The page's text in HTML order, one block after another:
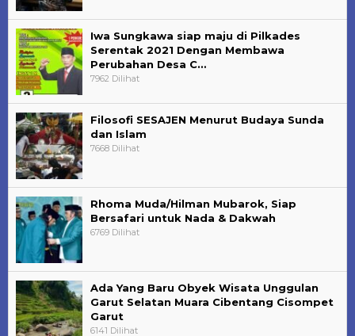
Iwa Sungkawa siap maju di Pilkades
Serentak 2021 Dengan Membawa
Perubahan Desa C…
7962 Dilihat
Filosofi SESAJEN Menurut Budaya Sunda
dan Islam
7668 Dilihat
Rhoma Muda/Hilman Mubarok, Siap
Bersafari untuk Nada & Dakwah
6769 Dilihat
Ada Yang Baru Obyek Wisata Unggulan
Garut Selatan Muara Cibentang Cisompet
Garut
6141 Dilihat